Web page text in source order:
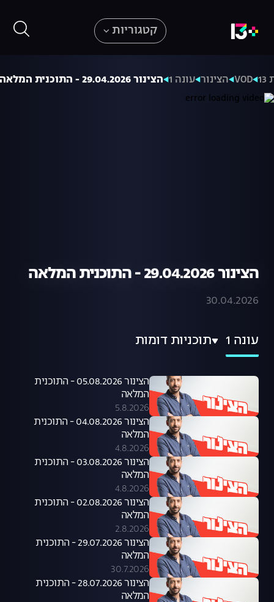
קטגוריות
VOD הצינור עונה 1 הצינור 29.04.2026 - התוכנית המלאה
הצינור 29.04.2026 - התוכנית המלאה
30.04.2026
עונה 1 תוכניות דומות
הצינור 05.08.2026 - התוכנית
המלאה
5.8.2026
הצינור 04.08.2026 - התוכנית
המלאה
4.8.2026
הצינור 03.08.2026 - התוכנית
המלאה
4.8.2026
הצינור 02.08.2026 - התוכנית
המלאה
2.8.2026
הצינור 29.07.2026 - התוכנית
המלאה
30.7.2026
הצינור 28.07.2026 - התוכנית
המלאה